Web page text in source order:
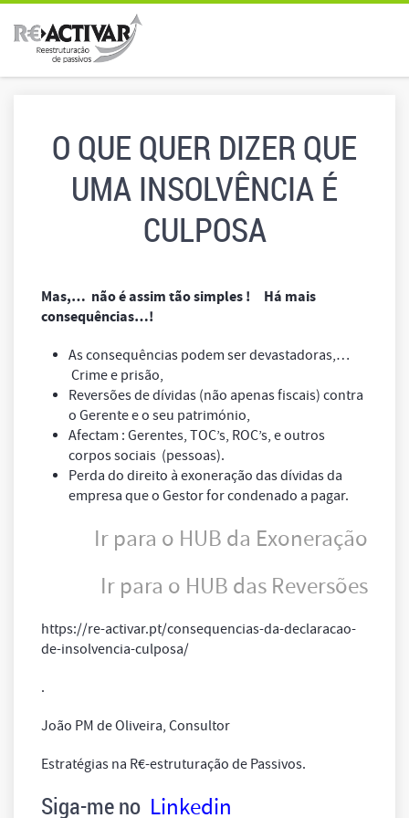
O QUE QUER DIZER QUE
UMA INSOLVÊNCIA É
CULPOSA
Mas,… não é assim tão simples ! Há mais
consequências…!
As consequências podem ser devastadoras,…
Crime e prisão,
Reversões de dívidas (não apenas fiscais) contra
o Gerente e o seu património,
Afectam : Gerentes, TOC’s, ROC’s, e outros
corpos sociais (pessoas).
Perda do direito à exoneração das dívidas da
empresa que o Gestor for condenado a pagar.
Ir para o HUB da Exoneração
Ir para o HUB das Reversões
https://re-activar.pt/consequencias-da-declaracao-
de-insolvencia-culposa/
.
João PM de Oliveira, Consultor
Estratégias na R€-estruturação de Passivos.
Siga-me no Linkedin